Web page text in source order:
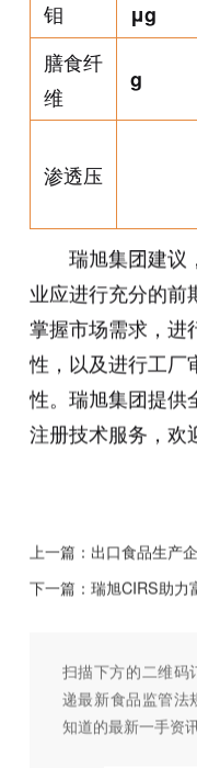
钼
μg
膳食纤
维
g
渗透压
瑞旭集团建议
业应进行充分的前
掌握市场需求，进
性，以及进行工厂
性。瑞旭集团提供
注册技术服务，欢
上一篇： 出口食品生产
下一篇： 瑞旭CIRS助力富
扫描下方的二维码
递最新食品监管法
知道的最新一手资